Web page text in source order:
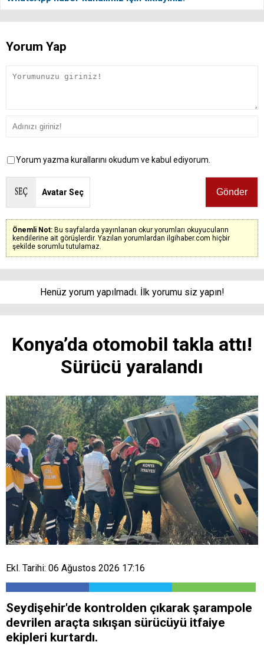
Yorum Yap
Yorum yazma kurallarını okudum ve kabul ediyorum.
Avatar Seç
Önemli Not: Bu sayfalarda yayınlanan okur yorumları okuyucuların
kendilerine ait görüşlerdir. Yazılan yorumlardan ilgihaber.com hiçbir
şekilde sorumlu tutulamaz.
Henüz yorum yapılmadı. İlk yorumu siz yapın!
Konya’da otomobil takla attı!
Sürücü yaralandı
Ekl. Tarihi: 06 Ağustos 2026 17:16
Seydişehir'de kontrolden çıkarak şarampole
devrilen araçta sıkışan sürücüyü itfaiye
ekipleri kurtardı.